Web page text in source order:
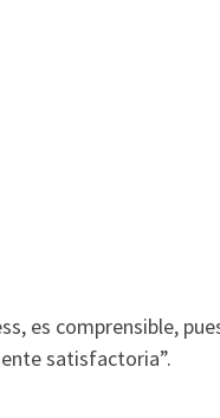
es comprensible,
satisfactoria”.